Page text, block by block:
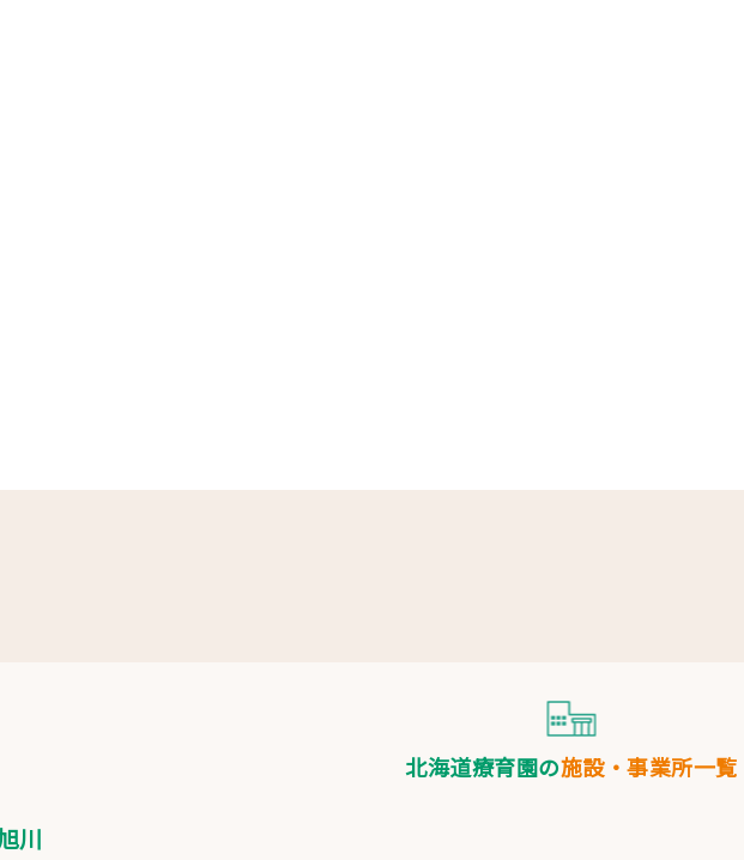
北海道療育園の施設・事業所一覧
川